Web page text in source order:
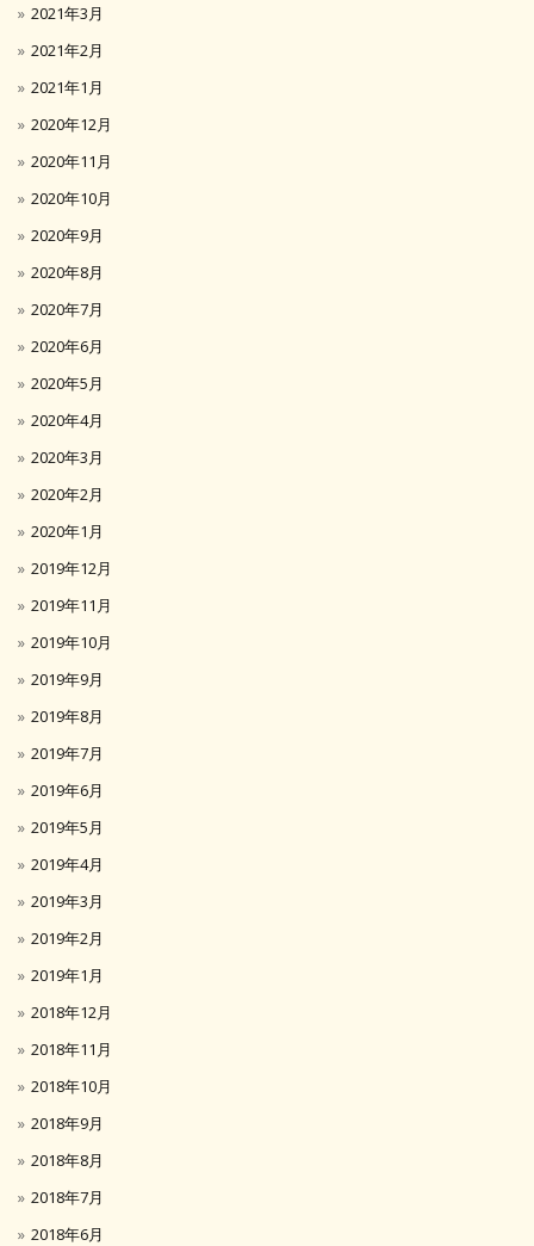
2021年3月
2021年2月
2021年1月
2020年12月
2020年11月
2020年10月
2020年9月
2020年8月
2020年7月
2020年6月
2020年5月
2020年4月
2020年3月
2020年2月
2020年1月
2019年12月
2019年11月
2019年10月
2019年9月
2019年8月
2019年7月
2019年6月
2019年5月
2019年4月
2019年3月
2019年2月
2019年1月
2018年12月
2018年11月
2018年10月
2018年9月
2018年8月
2018年7月
2018年6月